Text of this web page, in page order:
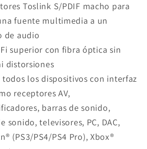
Toslink S/PDIF macho para
fuente multimedia a un
de audio
superior con fibra óptica sin
distorsiones
los dispositivos con interfaz
receptores AV,
barras de sonido,
sonido, televisores, PC, DAC,
(PS3/PS4/PS4 Pro), Xbox®